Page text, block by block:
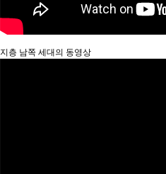
지층 남쪽 세대의 동영상